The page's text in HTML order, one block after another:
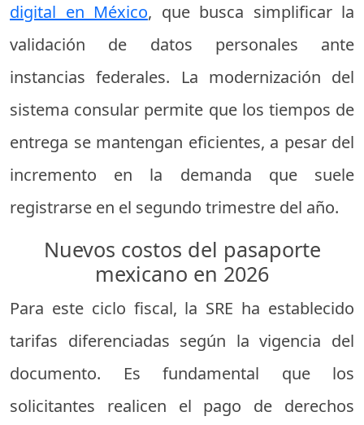
digital en México, que busca simplificar la
validación de datos personales ante
instancias federales. La modernización del
sistema consular permite que los tiempos de
entrega se mantengan eficientes, a pesar del
incremento en la demanda que suele
registrarse en el segundo trimestre del año.
Nuevos costos del pasaporte
mexicano en 2026
Para este ciclo fiscal, la SRE ha establecido
tarifas diferenciadas según la vigencia del
documento. Es fundamental que los
solicitantes realicen el pago de derechos